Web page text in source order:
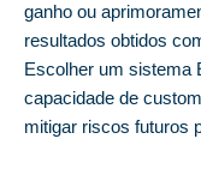
ganho ou
resultados obtidos
Escolher um sistema
capacidade de
mitigar riscos futuros